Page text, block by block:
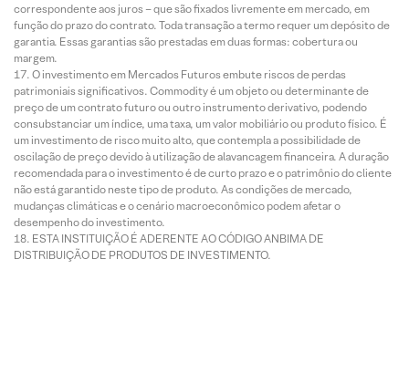
correspondente aos juros – que são fixados livremente em mercado, em
função do prazo do contrato. Toda transação a termo requer um depósito de
garantia. Essas garantias são prestadas em duas formas: cobertura ou
margem.
O investimento em Mercados Futuros embute riscos de perdas
patrimoniais significativos. Commodity é um objeto ou determinante de
preço de um contrato futuro ou outro instrumento derivativo, podendo
consubstanciar um índice, uma taxa, um valor mobiliário ou produto físico. É
um investimento de risco muito alto, que contempla a possibilidade de
oscilação de preço devido à utilização de alavancagem financeira. A duração
recomendada para o investimento é de curto prazo e o patrimônio do cliente
não está garantido neste tipo de produto. As condições de mercado,
mudanças climáticas e o cenário macroeconômico podem afetar o
desempenho do investimento.
ESTA INSTITUIÇÃO É ADERENTE AO CÓDIGO ANBIMA DE
DISTRIBUIÇÃO DE PRODUTOS DE INVESTIMENTO.